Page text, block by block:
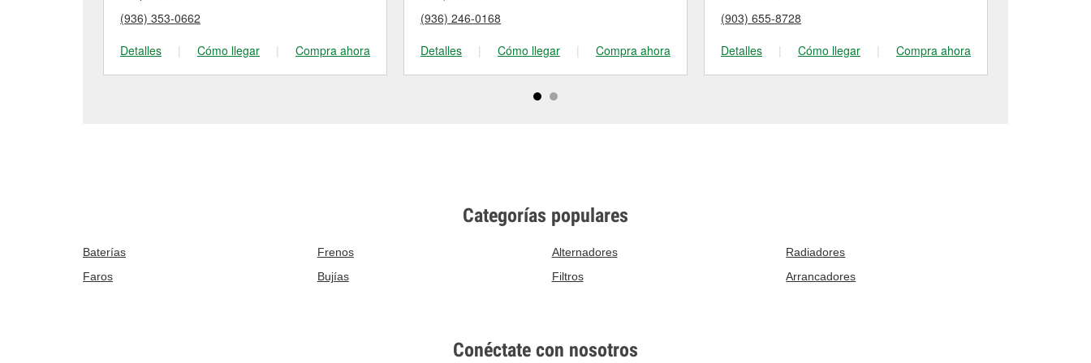
(936) 353-0662
Detalles
| Cómo llegar | Compra ahora
(936) 246-0168
Detalles
| Cómo llegar | Compra ahora
(903) 655-8728
Detalles
| Cómo llegar | Compra ahora
Categorías populares
Baterías Frenos Alternadores
Radiadores
Faros
Bujías Filtros Arrancadores
Conéctate con nosotros